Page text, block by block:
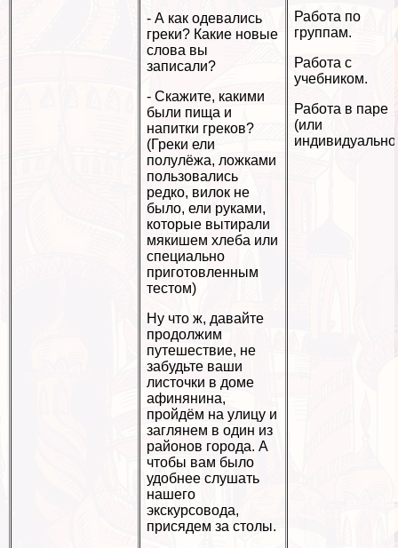
- А как одевались
греки? Какие новые
слова вы
записали?
- Скажите, какими
были пища и
напитки греков?
(Греки ели
полулёжа, ложками
пользовались
редко, вилок не
было, ели руками,
которые вытирали
мякишем хлеба или
специально
приготовленным
тестом)
Ну что ж, давайте
продолжим
путешествие, не
забудьте ваши
листочки в доме
афинянина,
пройдём на улицу и
заглянем в один из
районов города. А
чтобы вам было
удобнее слушать
нашего
экскурсовода,
присядем за столы.
Работа по
группам.
Работа с
учебником.
Работа в паре
(или